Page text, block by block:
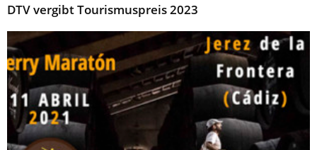
DTV vergibt Tourismuspreis 2023